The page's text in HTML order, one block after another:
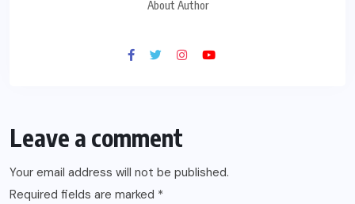
About Author
Leave a comment
Your email address will not be published.
Required fields are marked *